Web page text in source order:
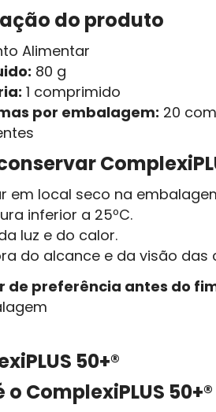
do produto
Alimentar
80 g
1 comprimido
por embalagem: 20
em local seco na
inferior a 25ºC.
luz e do calor.
do alcance e da visão das
de preferência antes do
50+®
o ComplexiPLUS 50+®